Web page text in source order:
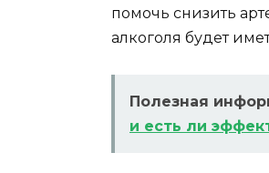
помочь снизить
алкоголя будет
Полезная
и есть ли